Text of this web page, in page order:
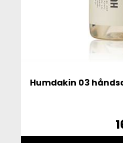
Humdakin 03